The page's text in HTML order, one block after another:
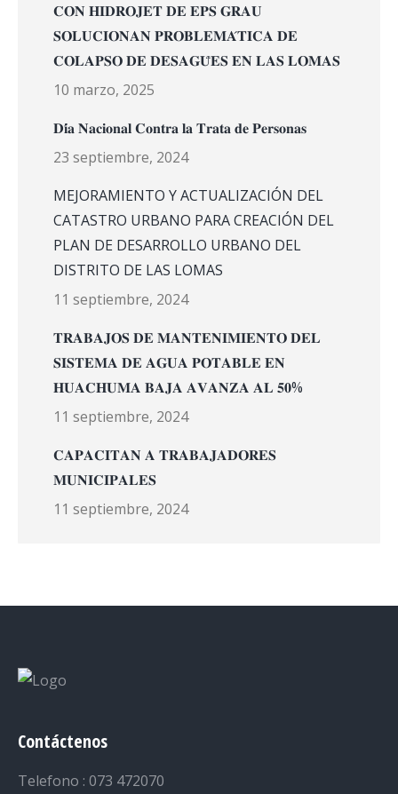
𝐂𝐎𝐍 𝐇𝐈𝐃𝐑𝐎𝐉𝐄𝐓 𝐃𝐄 𝐄𝐏𝐒 𝐆𝐑𝐀𝐔
𝐒𝐎𝐋𝐔𝐂𝐈𝐎𝐍𝐀𝐍 𝐏𝐑𝐎𝐁𝐋𝐄𝐌𝐀́𝐓𝐈𝐂𝐀 𝐃𝐄
𝐂𝐎𝐋𝐀𝐏𝐒𝐎 𝐃𝐄 𝐃𝐄𝐒𝐀𝐆𝐔̈𝐄𝐒 𝐄𝐍 𝐋𝐀𝐒 𝐋𝐎𝐌𝐀𝐒
10 marzo, 2025
𝐃𝐢́𝐚 𝐍𝐚𝐜𝐢𝐨𝐧𝐚𝐥 𝐂𝐨𝐧𝐭𝐫𝐚 𝐥𝐚 𝐓𝐫𝐚𝐭𝐚 𝐝𝐞 𝐏𝐞𝐫𝐬𝐨𝐧𝐚𝐬
23 septiembre, 2024
MEJORAMIENTO Y ACTUALIZACIÓN DEL
CATASTRO URBANO PARA CREACIÓN DEL
PLAN DE DESARROLLO URBANO DEL
DISTRITO DE LAS LOMAS
11 septiembre, 2024
𝐓𝐑𝐀𝐁𝐀𝐉𝐎𝐒 𝐃𝐄 𝐌𝐀𝐍𝐓𝐄𝐍𝐈𝐌𝐈𝐄𝐍𝐓𝐎 𝐃𝐄𝐋
𝐒𝐈𝐒𝐓𝐄𝐌𝐀 𝐃𝐄 𝐀𝐆𝐔𝐀 𝐏𝐎𝐓𝐀𝐁𝐋𝐄 𝐄𝐍
𝐇𝐔𝐀𝐂𝐇𝐔𝐌𝐀 𝐁𝐀𝐉𝐀 𝐀𝐕𝐀𝐍𝐙𝐀 𝐀𝐋 𝟓𝟎%
11 septiembre, 2024
𝐂𝐀𝐏𝐀𝐂𝐈𝐓𝐀𝐍 𝐀 𝐓𝐑𝐀𝐁𝐀𝐉𝐀𝐃𝐎𝐑𝐄𝐒
𝐌𝐔𝐍𝐈𝐂𝐈𝐏𝐀𝐋𝐄𝐒
11 septiembre, 2024
Contáctenos
Telefono : 073 472070